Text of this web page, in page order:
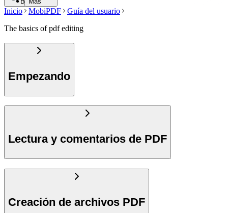
Inicio MobiPDF
Guía del usuario
The basics of pdf editing
Empezando
Lectura y comentarios de PDF
Creación de archivos PDF